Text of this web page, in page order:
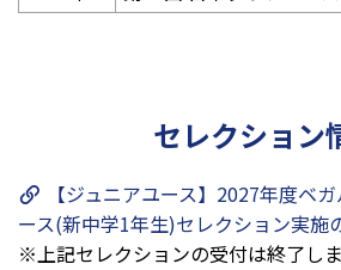
セレクション
【ジュニアユース】2027年度ベ
ース(新中学1年生)セレクション実施
※上記セレクションの受付は終了しま